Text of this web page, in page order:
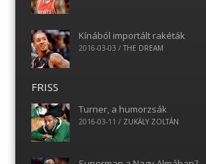
Kínából importált rakéták
2016-03-03 / THE DREAM
FRISS
Turner, a humorzsák
2016-03-11 / ZUKÁLY ZOLTÁN